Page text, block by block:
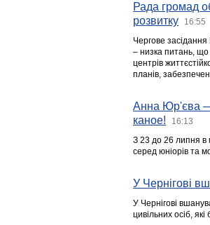
Рада громад
розвитку
16:55
Чергове
– низка питань, що
центрів
планів,
Анна Юр'єва —
каное!
16:13
З 23 до 26 липня в
серед юніорів та
У Чернігові
У Чернігові
цивільних осіб,